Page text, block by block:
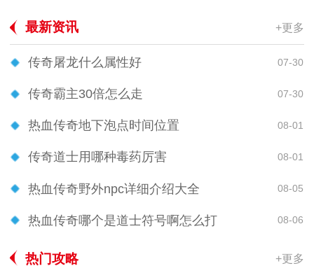
最新资讯 +更多
传奇屠龙什么属性好 07-30
传奇霸主30倍怎么走 07-30
热血传奇地下泡点时间位置 08-01
传奇道士用哪种毒药厉害 08-01
热血传奇野外npc详细介绍大全 08-05
热血传奇哪个是道士符号啊怎么打 08-06
热门攻略 +更多